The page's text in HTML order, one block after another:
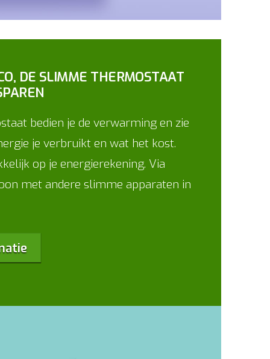
DE SLIMME THERMOSTAAT
bedien je de verwarming en zie
je verbruikt en wat het kost.
op je energierekening. Via
met andere slimme apparaten in